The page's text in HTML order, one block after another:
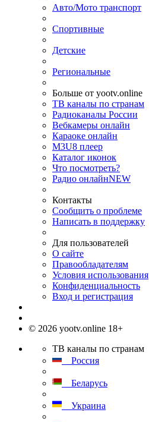
Авто/Мото транспорт
Спортивные
Детские
Региональные
Больше от yootv.online
ТВ каналы по странам
Радиоканалы России
Вебкамеры онлайн
Караоке онлайн
M3U8 плеер
Каталог иконок
Что посмотреть?
Радио онлайнNEW
Контакты
Сообщить о проблеме
Написать в поддержку
Для пользователей
О сайте
Правообладателям
Условия использования
Конфиденциальность
Вход и регистрация
© 2026 yootv.online 18+
ТВ каналы по странам
Россия
Беларусь
Украина